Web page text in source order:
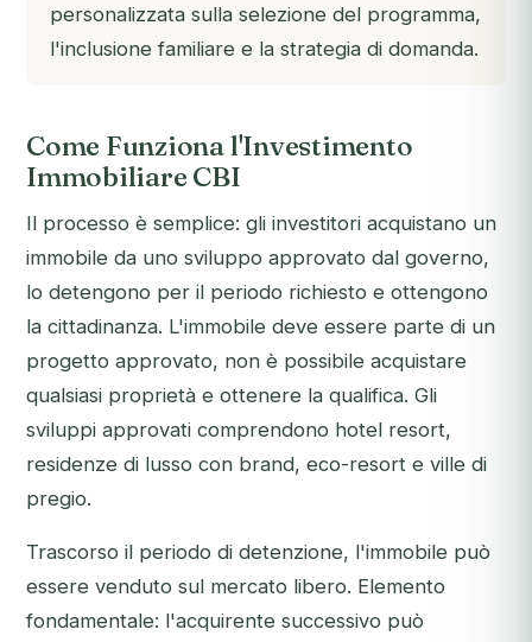
personalizzata sulla selezione del programma,
l'inclusione familiare e la strategia di domanda.
Come Funziona l'Investimento
Immobiliare CBI
Il processo è semplice: gli investitori acquistano un
immobile da uno sviluppo approvato dal governo,
lo detengono per il periodo richiesto e ottengono
la cittadinanza. L'immobile deve essere parte di un
progetto approvato, non è possibile acquistare
qualsiasi proprietà e ottenere la qualifica. Gli
sviluppi approvati comprendono hotel resort,
residenze di lusso con brand, eco-resort e ville di
pregio.
Trascorso il periodo di detenzione, l'immobile può
essere venduto sul mercato libero. Elemento
fondamentale: l'acquirente successivo può